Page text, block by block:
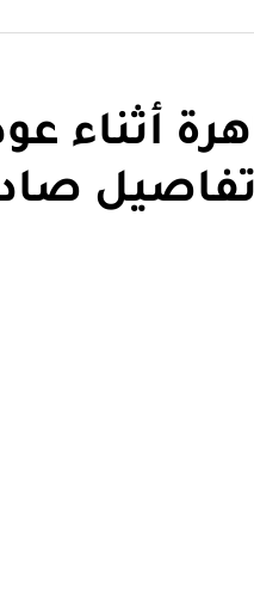
أثناء
تفاصيل